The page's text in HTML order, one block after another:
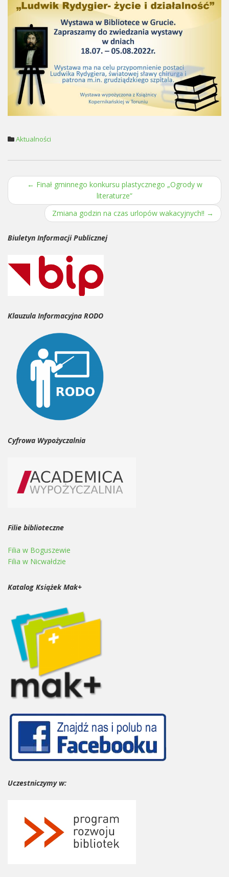
Aktualności
Post navigation
← Finał gminnego konkursu plastycznego „Ogrody w
literaturze”
Zmiana godzin na czas urlopów wakacyjnych!! →
Biuletyn Informacji Publicznej
Klauzula Informacyjna RODO
Cyfrowa Wypożyczalnia
Filie biblioteczne
Filia w Boguszewie
Filia w Nicwałdzie
Katalog Książek Mak+
Uczestniczymy w: